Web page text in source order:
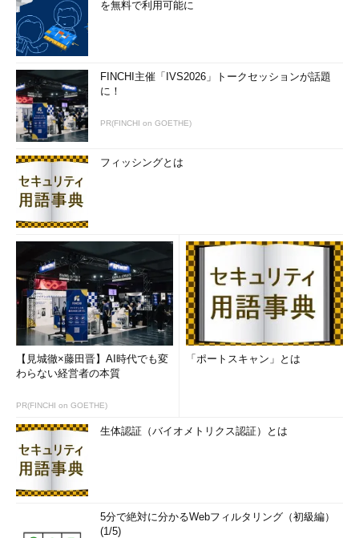
を無料で利用可能に
FINCHI主催「IVS2026」トークセッションが話題
に！
PR(FINCHI on GOETHE)
フィッシングとは
【見城徹×藤田晋】AI時代でも変
わらない経営者の本質
PR(FINCHI on GOETHE)
「ポートスキャン」とは
生体認証（バイオメトリクス認証）とは
5分で絶対に分かるWebフィルタリング（初級編）
(1/5)